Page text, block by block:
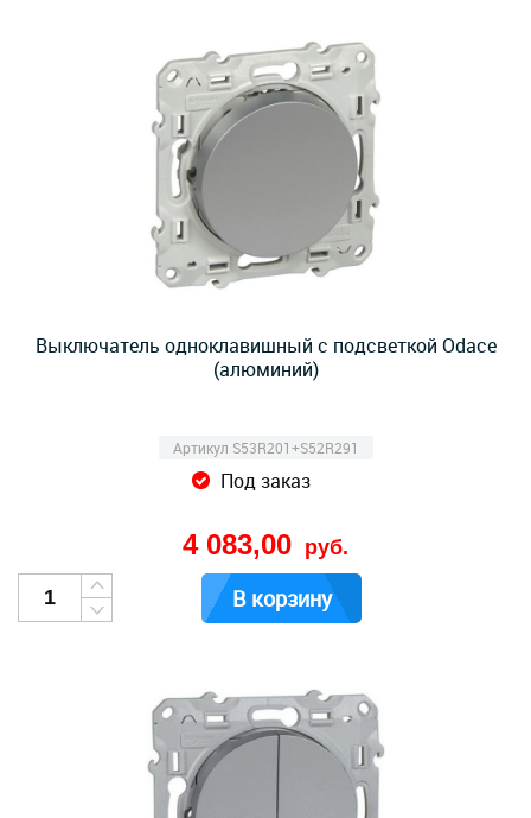
Выключатель одноклавишный с подсветкой Odace
(алюминий)
Артикул S53R201+S52R291
Под заказ
4 083,00 руб.
В корзину